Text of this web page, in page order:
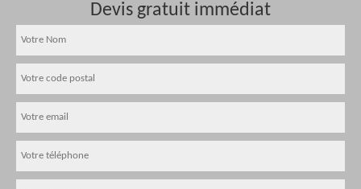
Devis gratuit immédiat